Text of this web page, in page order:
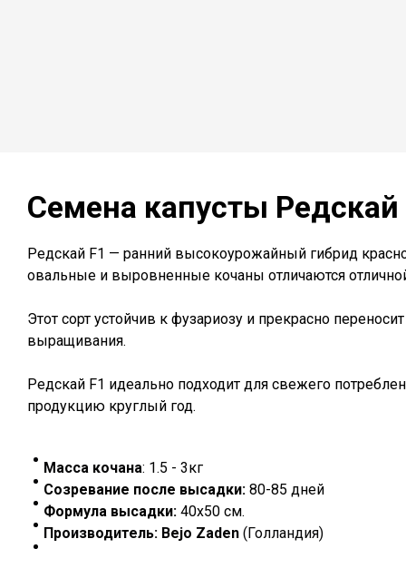
Семена капусты Редскай
Редскай F1 — ранний высокоурожайный гибрид
овальные и выровненные кочаны отличаются
Этот сорт устойчив к фузариозу и прекрасно
выращивания.
Редскай F1 идеально подходит для свежего
продукцию круглый год.
Масса кочана: 1.5 - 3кг
Созревание после высадки: 80-85 дней
Формула высадки: 40х50 см.
Производитель: Bejo Zaden (Голландия)